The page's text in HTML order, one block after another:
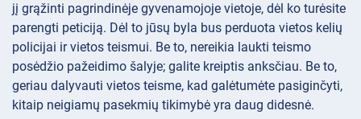
jį grąžinti pagrindinėje gyvenamojoje vietoje, dėl ko turėsite
parengti peticiją. Dėl to jūsų byla bus perduota vietos kelių
policijai ir vietos teismui. Be to, nereikia laukti teismo
posėdžio pažeidimo šalyje; galite kreiptis anksčiau. Be to,
geriau dalyvauti vietos teisme, kad galėtumėte pasiginčyti,
kitaip neigiamų pasekmių tikimybė yra daug didesnė.